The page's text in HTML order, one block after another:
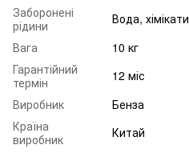
Заборонені
рідини
Вода, хімікати
Вага
10 кг
Гарантійний
термін
12 міс
Виробник
Бенза
Країна
виробник
Китай